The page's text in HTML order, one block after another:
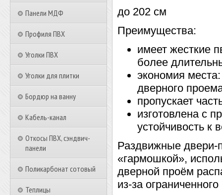
Панели МДФ
Профиля ПВХ
Уголки ПВХ
Уголки для плитки
Бордюр на ванну
Кабель-канал
Откосы ПВХ, сэндвич-
панели
Поликарбонат сотовый
Теплицы
до 202 см
Преимущества:
имеет жесткие
более
экономия
дверного
пропускает
изготовлена с
устойчивость к
Раздвижные двери-
«гармошкой»,
дверной проём
из-за